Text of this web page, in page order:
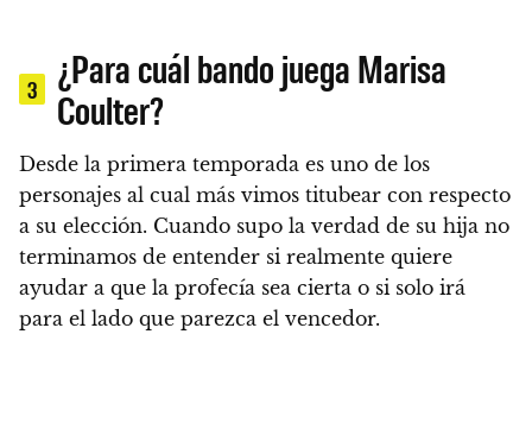
3
¿Para cuál bando juega Marisa
Coulter?
Desde la primera temporada es uno de los
personajes al cual más vimos titubear con respecto
a su elección. Cuando supo la verdad de su hija no
terminamos de entender si realmente quiere
ayudar a que la profecía sea cierta o si solo irá
para el lado que parezca el vencedor.